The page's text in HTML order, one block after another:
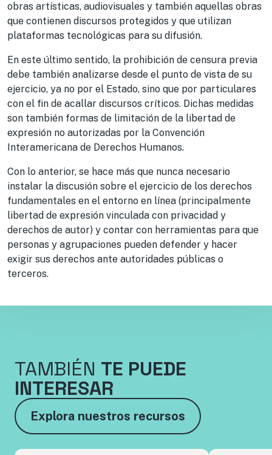
obras artísticas, audiovisuales y también aquellas obras
que contienen discursos protegidos y que utilizan
plataformas tecnológicas para su difusión.
En este último sentido, la prohibición de censura previa
debe también analizarse desde el punto de vista de su
ejercicio, ya no por el Estado, sino que por particulares
con el fin de acallar discursos críticos. Dichas medidas
son también formas de limitación de la libertad de
expresión no autorizadas por la Convención
Interamericana de Derechos Humanos.
Con lo anterior, se hace más que nunca necesario
instalar la discusión sobre el ejercicio de los derechos
fundamentales en el entorno en línea (principalmente
libertad de expresión vinculada con privacidad y
derechos de autor) y contar con herramientas para que
personas y agrupaciones pueden defender y hacer
exigir sus derechos ante autoridades públicas o
terceros.
TAMBIÉN TE PUEDE
INTERESAR
Explora nuestros recursos